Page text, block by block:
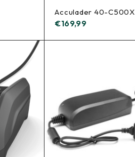
Acculader 40-C500X
€169,99